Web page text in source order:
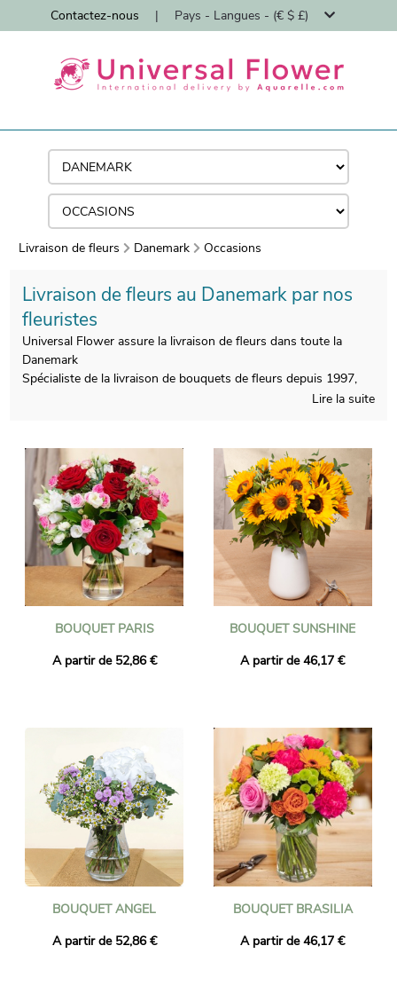
Contactez-nous | Pays - Langues - (€ $ £)
Livraison de fleurs Danemark Occasions
Livraison de fleurs au Danemark par nos
fleuristes
Universal Flower assure la livraison de fleurs dans toute la
Danemark
Spécialiste de la livraison de bouquets de fleurs depuis 1997,
Universal Flower vous permet de surprendre vos proches
réseau avant d'être livrée sur rendez-vous au domicile de votre
destinataire et à la date de votre choix. Avec Universal Flower
faites livrer des fleurs en Danemark pour une naissance, un
mariage, un anniversaire ou même pour un deuil.
Lire la suite
BOUQUET PARIS
A partir de 52,86 €
BOUQUET SUNSHINE
A partir de 46,17 €
BOUQUET ANGEL
A partir de 52,86 €
BOUQUET BRASILIA
A partir de 46,17 €